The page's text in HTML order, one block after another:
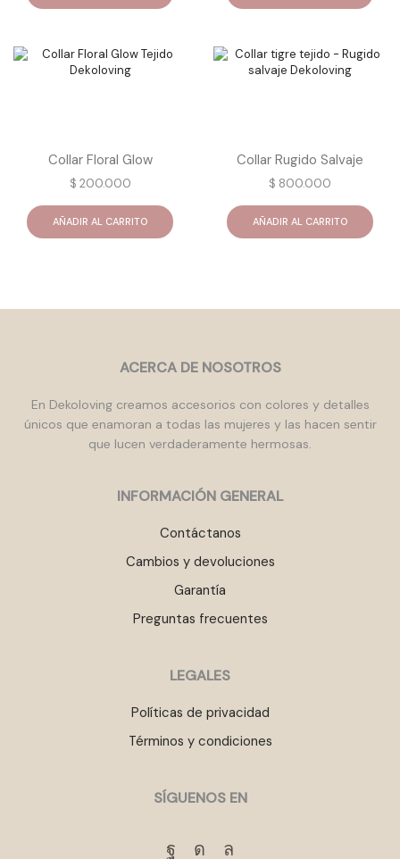
Collar Floral Glow
$ 200.000
AÑADIR AL CARRITO
Collar Rugido Salvaje
$ 800.000
AÑADIR AL CARRITO
ACERCA DE NOSOTROS
En Dekoloving creamos accesorios con colores y detalles
únicos que enamoran a todas las mujeres y las hacen sentir
que lucen verdaderamente hermosas.
INFORMACIÓN GENERAL
Contáctanos
Cambios y devoluciones
Garantía
Preguntas frecuentes
LEGALES
Políticas de privacidad
Términos y condiciones
SÍGUENOS EN